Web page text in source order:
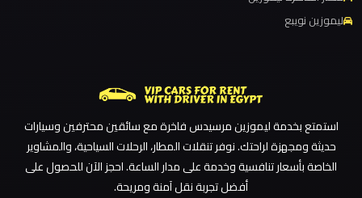
ليموزين مطار القاهرة أسعار
ليموزين مطار العلمين الجديدة
ليموزين مطار العلمين
ليموزين مطار العالمين
ليموزين مطار العاصمة الادارية
مدينة
ليموزين نويبع
استمتع بخدمة ليموزين مرسيدس فاخرة مع سائقين محترفين وسيارات
حديثة ومجهزة لراحتك. نوفر تنقلات المطار، الرحلات السياحية، والمشاوير
الخاصة بأسعار تنافسية وخدمة على مدار الساعة. احجز الآن للحصول على
أفضل تجربة نقل آمنة ومريحة.